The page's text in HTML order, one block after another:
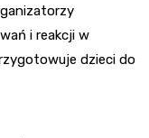
i reakcji w
dzieci do